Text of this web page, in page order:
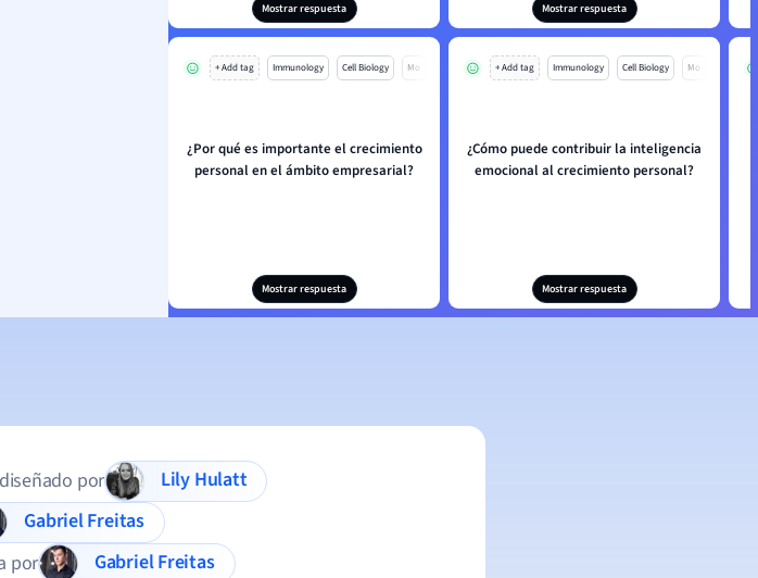
Mostrar respuesta Mostrar respuesta
+ Add tag Immunology Cell Biology Mo
¿Por qué es importante el crecimiento
personal en el ámbito empresarial?
Mostrar respuesta
+ Add tag Immunology Cell Biology Mo
¿Cómo puede contribuir la inteligencia
emocional al crecimiento personal?
Mostrar respuesta
por
Lily Hulatt
Gabriel Freitas
por
Gabriel Freitas